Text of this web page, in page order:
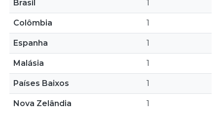
Brasil 1
Colômbia 1
Espanha 1
Malásia 1
Países Baixos 1
Nova Zelândia 1